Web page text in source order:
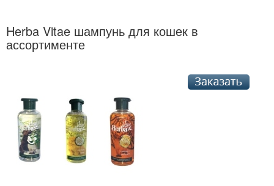
Herba Vitae шампунь для кошек в
ассортименте